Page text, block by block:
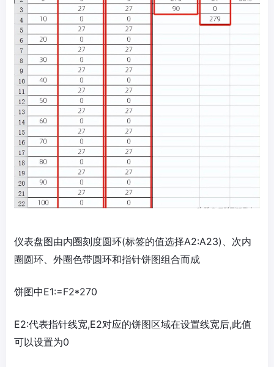
仪表盘图由内圈刻度圆环(标签的值选择A2:A23)、次内
圈圆环、外圈色带圆环和指针饼图组合而成
饼图中E1:=F2*270
E2:代表指针线宽,E2对应的饼图区域在设置线宽后,此值
可以设置为0